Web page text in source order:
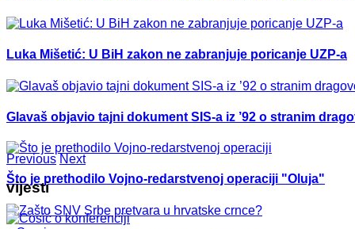
Luka Mišetić: U BiH zakon ne zabranjuje poricanje UZP-a
Glavaš objavio tajni dokument SIS-a iz ’92 o stranim
Što je prethodilo Vojno-redarstvenoj operaciji "Oluja"
Previous Next
vijesti